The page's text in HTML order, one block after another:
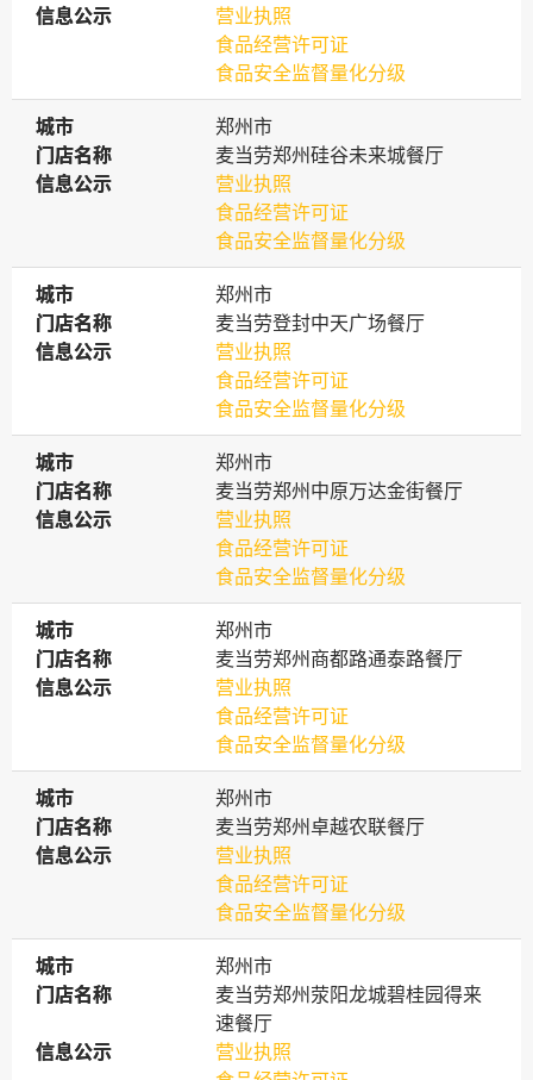
信息公示
信息公示
营业执照
食品经营许可证
食品安全监督量化分级
城市
城市
郑州市
门店名称
门店名称
麦当劳郑州硅谷未来城餐厅
信息公示
信息公示
营业执照
食品经营许可证
食品安全监督量化分级
城市
城市
郑州市
门店名称
门店名称
麦当劳登封中天广场餐厅
信息公示
信息公示
营业执照
食品经营许可证
食品安全监督量化分级
城市
城市
郑州市
门店名称
门店名称
麦当劳郑州中原万达金街餐厅
信息公示
信息公示
营业执照
食品经营许可证
食品安全监督量化分级
城市
城市
郑州市
门店名称
门店名称
麦当劳郑州商都路通泰路餐厅
信息公示
信息公示
营业执照
食品经营许可证
食品安全监督量化分级
城市
城市
郑州市
门店名称
门店名称
麦当劳郑州卓越农联餐厅
信息公示
信息公示
营业执照
食品经营许可证
食品安全监督量化分级
城市
城市
郑州市
门店名称
门店名称
麦当劳郑州荥阳龙城碧桂园得来
速餐厅
信息公示
信息公示
营业执照